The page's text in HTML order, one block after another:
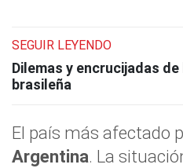
SEGUIR LEYENDO
Dilemas y encrucijadas
brasileña
El país más afectado
Argentina. La